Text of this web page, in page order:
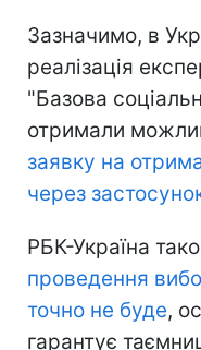
Зазначимо, в
реалізація
"Базова
отримали
заявку на
через
РБК-Україна
проведення
точно не буде,
гарантує